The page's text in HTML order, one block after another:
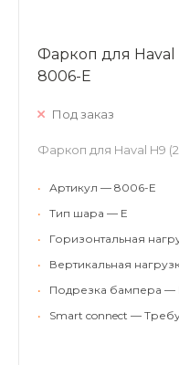
Фаркоп для Haval
8006-E
Под заказ
Фаркоп для Haval H9
•
Артикул — 8006-E
•
Тип шара — E
•
Горизонтальная
•
Вертикальная
•
Подрезка бампера —
•
Smart connect —